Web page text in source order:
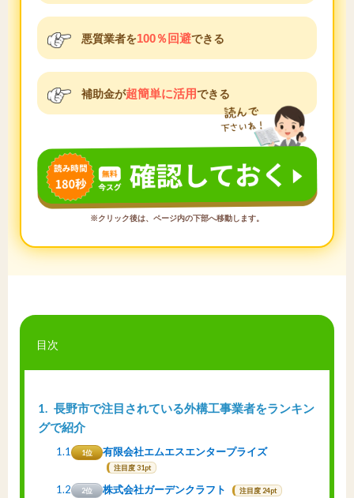
悪質業者を100％回避できる
補助金が超簡単に活用できる
※クリック後は、ページ内の下部へ移動します。
目次
1
長野市で注目されている外構工事業者をランキン
グで紹介
1.1 1位 有限会社エムエスエンタープライズ
注目度 31pt
1.2 2位 株式会社ガーデンクラフト 注目度 24pt